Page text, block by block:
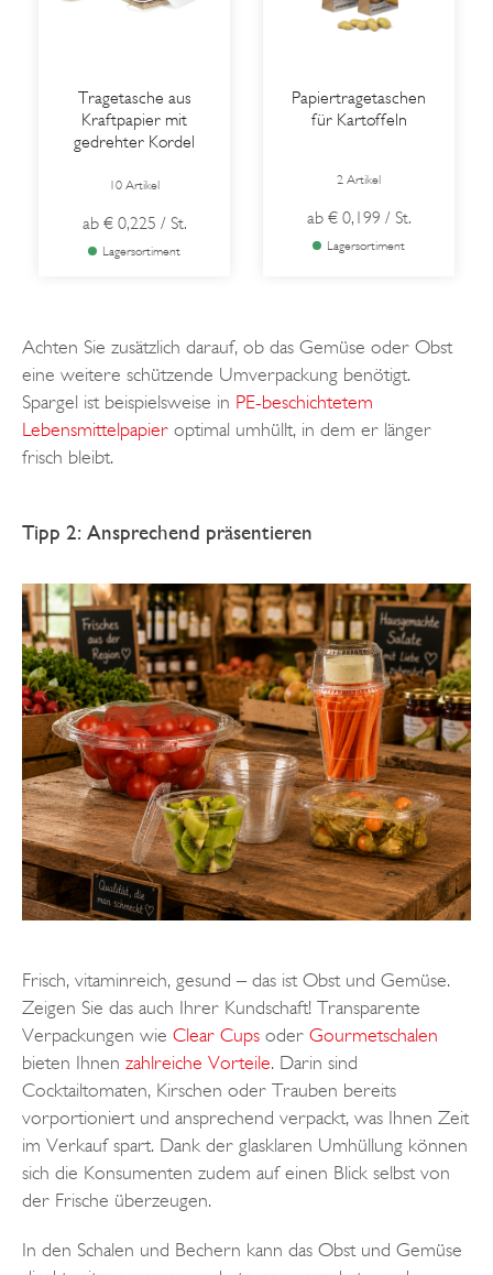
Tragetasche aus
Kraftpapier mit
gedrehter Kordel
10 Artikel
ab € 0,225 / St.
Lagersortiment
Papiertragetaschen
für Kartoffeln
2 Artikel
ab € 0,199 / St.
Lagersortiment
Achten Sie zusätzlich darauf, ob das Gemüse oder Obst
eine weitere schützende Umverpackung benötigt.
Spargel ist beispielsweise in PE-beschichtetem
Lebensmittelpapier optimal umhüllt, in dem er länger
frisch bleibt.
Tipp 2: Ansprechend präsentieren
Frisch, vitaminreich, gesund – das ist Obst und Gemüse.
Zeigen Sie das auch Ihrer Kundschaft! Transparente
Verpackungen wie Clear Cups oder Gourmetschalen
bieten Ihnen zahlreiche Vorteile. Darin sind
Cocktailtomaten, Kirschen oder Trauben bereits
vorportioniert und ansprechend verpackt, was Ihnen Zeit
im Verkauf spart. Dank der glasklaren Umhüllung können
sich die Konsumenten zudem auf einen Blick selbst von
der Frische überzeugen.
In den Schalen und Bechern kann das Obst und Gemüse